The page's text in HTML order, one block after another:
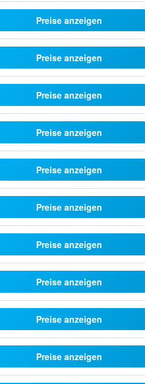
Preise anzeigen
Preise anzeigen
Preise anzeigen
Preise anzeigen
Preise anzeigen
Preise anzeigen
Preise anzeigen
Preise anzeigen
Preise anzeigen
Preise anzeigen